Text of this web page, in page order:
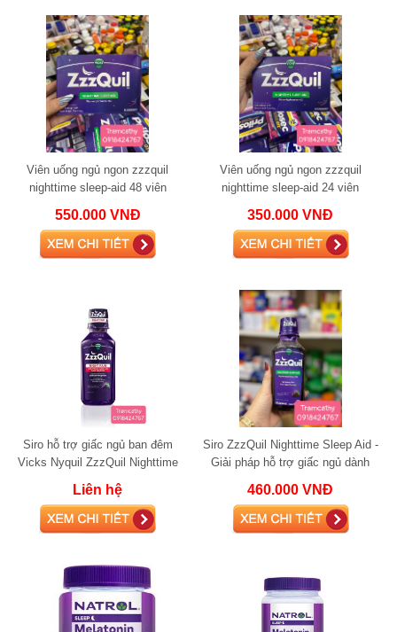
Viên uống ngủ ngon zzzquil
nighttime sleep-aid 48 viên
550.000 VNĐ
Viên uống ngủ ngon zzzquil
nighttime sleep-aid 24 viên
350.000 VNĐ
Siro hỗ trợ giấc ngủ ban đêm
Vicks Nyquil ZzzQuil Nighttime
Sleep Aid 354ml (Midnight Berry)
Liên hệ
Siro ZzzQuil Nighttime Sleep Aid -
Giải pháp hỗ trợ giấc ngủ dành
460.000 VNĐ